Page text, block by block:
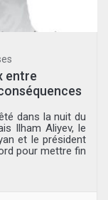
entre
dans la nuit du
Ilham Aliyev, le
et le président
pour mettre fin